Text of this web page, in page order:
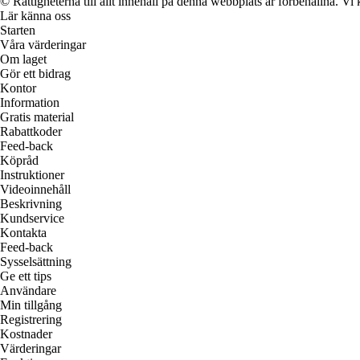
Lär känna oss
Starten
Våra värderingar
Om laget
Gör ett bidrag
Kontor
Information
Gratis material
Rabattkoder
Feed-back
Köpråd
Instruktioner
Videoinnehåll
Beskrivning
Kundservice
Kontakta
Feed-back
Sysselsättning
Ge ett tips
Användare
Min tillgång
Registrering
Kostnader
Värderingar